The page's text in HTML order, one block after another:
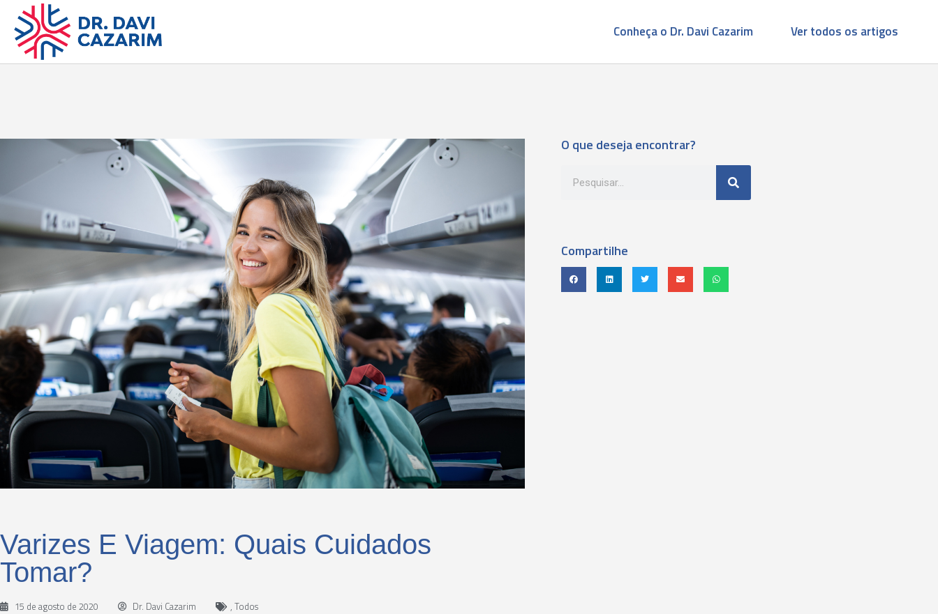
Conheça o Dr. Davi Cazarim Ver todos os artigos
Varizes E Viagem: Quais Cuidados
Tomar?
15 de agosto de 2020 Dr. Davi Cazarim , Todos
O que deseja encontrar?
Compartilhe